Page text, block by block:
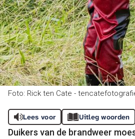
Foto: Rick ten Cate -
Lees voor Uitleg woorden
Duikers van de brandweer